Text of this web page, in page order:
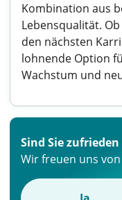
Kombination aus
Lebensqualität.
den nächsten
lohnende Option
Wachstum und
Sind Sie
Wir freuen uns